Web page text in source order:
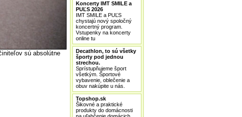
sú absolútne
Koncerty IMT SMILE a
PUĽS 2026
IMT SMILE a PUĽS
chystajú nový spoločný
koncertný program.
Vstupenky na koncerty
online tu
Decathlon, to sú všetky
športy pod jednou
strechou.
Sprístupňujeme šport
všetkým. Športové
vybavenie, oblečenie a
obuv nakúpite u nás.
Topshop.sk
Šikovné a praktické
produkty do domácnosti